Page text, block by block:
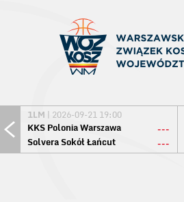
1LM | 2026-09-21 19:00
KKS Polonia Warszawa
---
Solvera Sokół Łańcut
---